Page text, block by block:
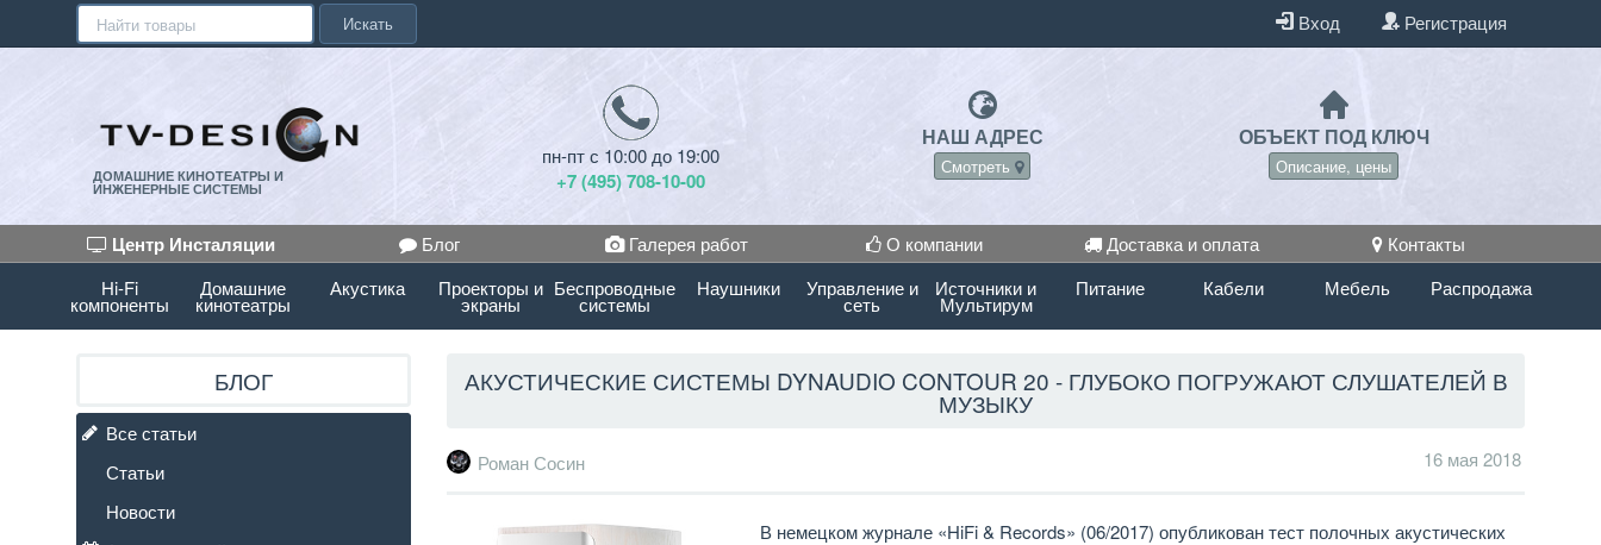
Искать Вход Регистрация
ДОМАШНИЕ КИНОТЕАТРЫ И
ИНЖЕНЕРНЫЕ СИСТЕМЫ
пн-пт с 10:00 до 19:00
+7 (495) 708-10-00
НАШ АДРЕС
Смотреть
ОБЪЕКТ ПОД КЛЮЧ
Описание, цены
Центр Инсталяции Блог Галерея работ О компании Доставка и оплата
Контакты
Hi-Fi
компоненты
Домашние
кинотеатры
Акустика Проекторы и
экраны
Беспроводные
системы
Наушники Управление и
сеть
Источники и
Мультирум
Питание Кабели Мебель Распродажа
АКУСТИЧЕСКИЕ СИСТЕМЫ DYNAUDIO CONTOUR 20 - ГЛУБОКО ПОГРУЖАЮТ СЛУШАТЕЛЕЙ В
МУЗЫКУ
Роман Сосин 16 мая 2018
В немецком журнале «HiFi & Records» (06/2017) опубликован тест полочных акустических
БЛОГ
Все статьи
Статьи
Новости